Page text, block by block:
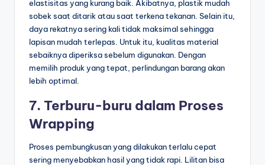
elastisitas yang kurang baik. Akibatnya, plastik mudah
sobek saat ditarik atau saat terkena tekanan. Selain itu,
daya rekatnya sering kali tidak maksimal sehingga
lapisan mudah terlepas. Untuk itu, kualitas material
sebaiknya diperiksa sebelum digunakan. Dengan
memilih produk yang tepat, perlindungan barang akan
lebih optimal.
7. Terburu-buru dalam Proses
Wrapping
Proses pembungkusan yang dilakukan terlalu cepat
sering menyebabkan hasil yang tidak rapi. Lilitan bisa